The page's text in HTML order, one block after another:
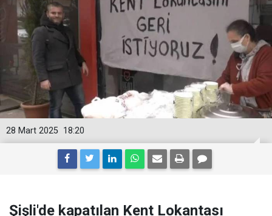
18:20
28 Mart 2025
Şişli'de kapatılan Kent Lokantası